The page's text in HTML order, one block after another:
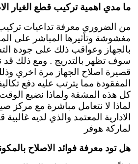
ما مدي اهمية تركيب قطع الغيار
من الضروري معرفة تداعيات
مغشوشة وتأثيرها المباشر على
بالجهاز وعواقب ذلك على جودة
سوف تظهر بالتدريج . ومع ذلك
قصيرة اصلاح الجهاز مرة اخري
المفقودة مما يترتب عليه دفع
كل هذه المشقة ولماذا نضيع
لماذا لا نتعامل مباشرة مع مركز
الادارية المعتمد والذي لديه غالبية
لماركة هوفر
هل تود معرفة فوائد الاصلاح